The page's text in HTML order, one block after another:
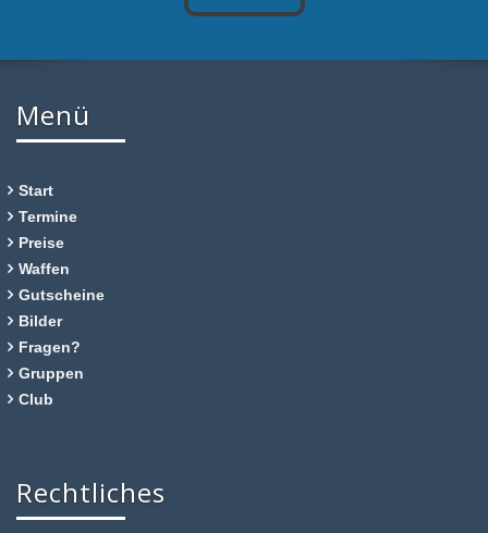
Menü
Start
Termine
Preise
Waffen
Gutscheine
Bilder
Fragen?
Gruppen
Club
Rechtliches